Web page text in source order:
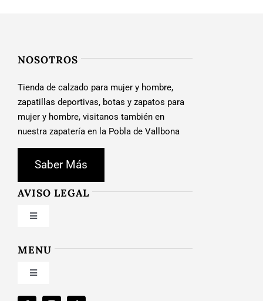
NOSOTROS
Tienda de calzado para mujer y hombre,
zapatillas deportivas, botas y zapatos para
mujer y hombre, visitanos también en
nuestra zapatería en la Pobla de Vallbona
Saber Más
AVISO LEGAL
Toggle
Condiciones de uso
MENU
Toggle